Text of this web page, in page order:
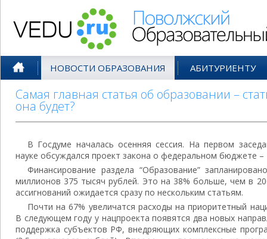
НОВОСТИ ОБРАЗОВАНИЯ АБИТУРИЕНТУ
Самая главная статья об образовании –
она будет?
В Госдуме началась осенняя сессия. На первом
науке обсуждался проект закона о федеральном бюджете –
Финансирование раздела “Образование”
миллионов 375 тысяч рублей. Это на 38% больше, чем в
ассигнований ожидается сразу по нескольким статьям.
Почти на 67% увеличатся расходы на приоритетный
В следующем году у нацпроекта появятся два новых
поддержка субъектов РФ, внедряющих комплексные